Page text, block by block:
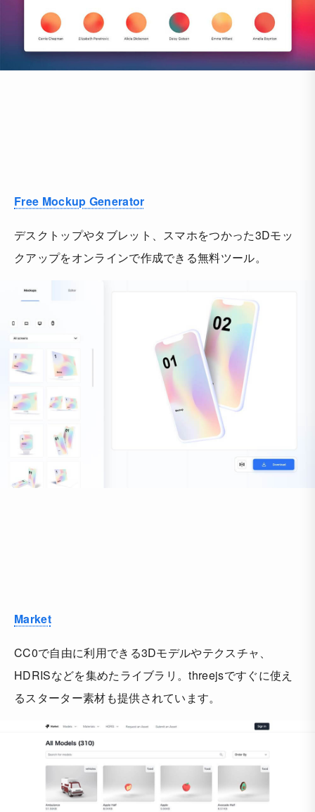
Free Mockup Generator
デスクトップやタブレット、スマホをつかった3Dモッ
クアップをオンラインで作成できる無料ツール。
Market
CC0で自由に利用できる3Dモデルやテクスチャ、
HDRISなどを集めたライブラリ。threejsですぐに使え
るスターター素材も提供されています。